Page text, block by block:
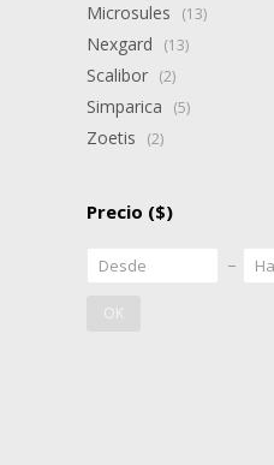
Microsules (13)
Nexgard (13)
Scalibor (2)
Simparica (5)
Zoetis (2)
Precio ($)
OK